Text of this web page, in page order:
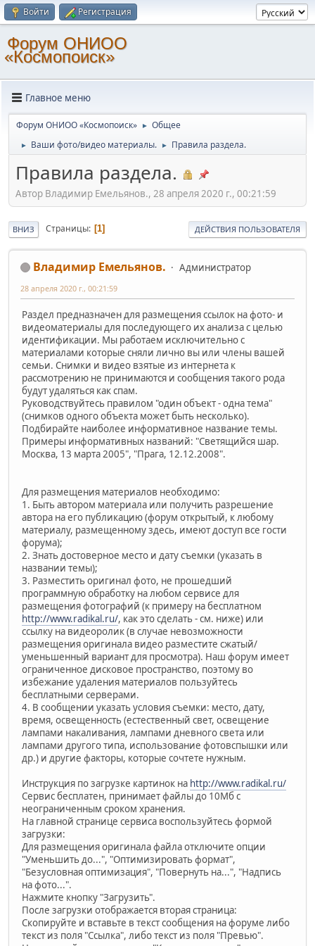
Войти Регистрация
Форум ОНИОО
«Космопоиск»
Главное меню
Форум ОНИОО «Космопоиск» ► Общее
► Ваши фото/видео материалы. ► Правила раздела.
Правила раздела.
Автор Владимир Емельянов., 28 апреля 2020 г., 00:21:59
ВНИЗ Страницы 1 ДЕЙСТВИЯ ПОЛЬЗОВАТЕЛЯ
Владимир Емельянов. Администратор
28 апреля 2020 г., 00:21:59
Раздел предназначен для размещения ссылок на фото- и
видеоматериалы для последующего их анализа с целью
идентификации. Мы работаем исключительно с
материалами которые сняли лично вы или члены вашей
семьи. Снимки и видео взятые из интернета к
рассмотрению не принимаются и сообщения такого рода
будут удаляться как спам.
Руководствуйтесь правилом "один объект - одна тема"
(снимков одного объекта может быть несколько).
Подбирайте наиболее информативное название темы.
Примеры информативных названий: "Светящийся шар.
Москва, 13 марта 2005", "Прага, 12.12.2008".
Для размещения материалов необходимо:
1. Быть автором материала или получить разрешение
автора на его публикацию (форум открытый, к любому
материалу, размещенному здесь, имеют доступ все гости
форума);
2. Знать достоверное место и дату съемки (указать в
названии темы);
3. Разместить оригинал фото, не прошедший
программную обработку на любом сервисе для
размещения фотографий (к примеру на бесплатном
http://www.radikal.ru/, как это сделать - см. ниже) или
ссылку на видеоролик (в случае невозможности
размещения оригинала видео разместите сжатый/
уменьшенный вариант для просмотра). Наш форум имеет
ограниченное дисковое пространство, поэтому во
избежание удаления материалов пользуйтесь
бесплатными серверами.
4. В сообщении указать условия съемки: место, дату,
время, освещенность (естественный свет, освещение
лампами накаливания, лампами дневного света или
лампами другого типа, использование фотовспышки или
др.) и другие факторы, которые сочтете нужным.
Инструкция по загрузке картинок на http://www.radikal.ru/
Сервис бесплатен, принимает файлы до 10Мб с
неограниченным сроком хранения.
На главной странице сервиса воспользуйтесь формой
загрузки:
Для размещения оригинала файла отключите опции
"Уменьшить до...", "Оптимизировать формат",
"Безусловная оптимизация", "Повернуть на...", "Надпись
на фото...".
Нажмите кнопку "Загрузить".
После загрузки отображается вторая страница:
Скопируйте и вставьте в текст сообщения на форуме либо
текст из поля "Ссылка", либо текст из поля "Превью".